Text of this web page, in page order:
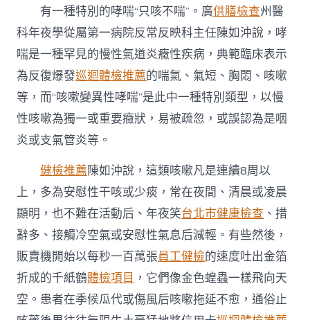
哮
喘〉
中
有一種特別的哮喘“只咳不喘”。廣供膳檢查州醫
科年夜學從屬第一病院反常反映科主任陳如沖說，哮
喘是一種罕見的慢性氣道炎癥性疾病，典範臨床表示
為反復爆發巡迴體檢推薦的喘氣、氣短、胸悶、咳嗽
等，而“咳嗽變異性哮喘”是此中一種特別類型，以慢
性咳嗽為獨一或重要癥狀，易被疏忽，或誤認為是咽
炎或支氣管炎等。
健檢推薦陳如沖說，這類咳嗽凡是連續8周以
上，多為安慰性干咳或少痰，常在夜間、清晨或凌晨
顯明，也不難在活動后、年夜笑台北巿健康檢查 、措
辭多、接觸冷空氣或安慰性氣息后減輕。有些然後，
販賣機開始以每秒一百萬張員工健檢的速度吐出金箔
折成的千紙鶴體檢項目 ，它們像金色蝗蟲一樣飛向天
空。患者在季候瓜代或傷風后咳嗽拖延不愈，通俗止